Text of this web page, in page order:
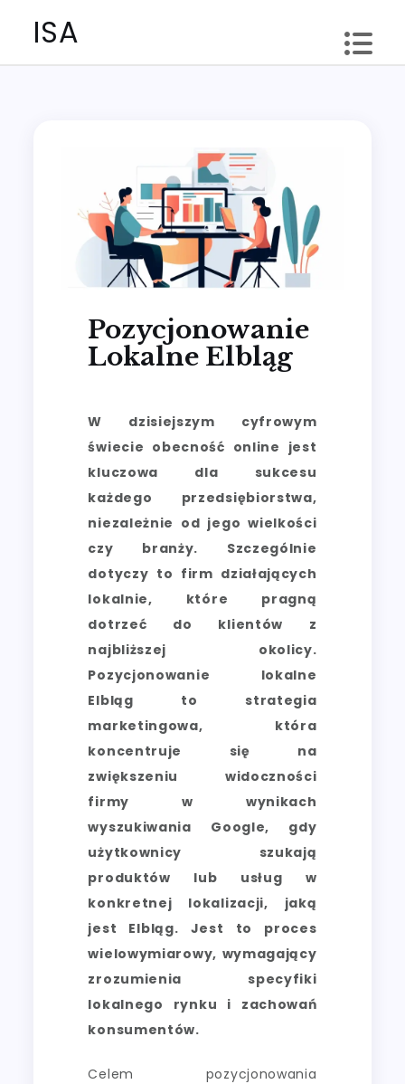
ISA
Pozycjonowanie
Lokalne Elbląg
W dzisiejszym cyfrowym
świecie obecność online jest
kluczowa dla sukcesu
każdego przedsiębiorstwa,
niezależnie od jego wielkości
czy branży. Szczególnie
dotyczy to firm działających
lokalnie, które pragną
dotrzeć do klientów z
najbliższej okolicy.
Pozycjonowanie lokalne
Elbląg to strategia
marketingowa, która
koncentruje się na
zwiększeniu widoczności
firmy w wynikach
wyszukiwania Google, gdy
użytkownicy szukają
produktów lub usług w
konkretnej lokalizacji, jaką
jest Elbląg. Jest to proces
wielowymiarowy, wymagający
zrozumienia specyfiki
lokalnego rynku i zachowań
konsumentów.
Celem pozycjonowania